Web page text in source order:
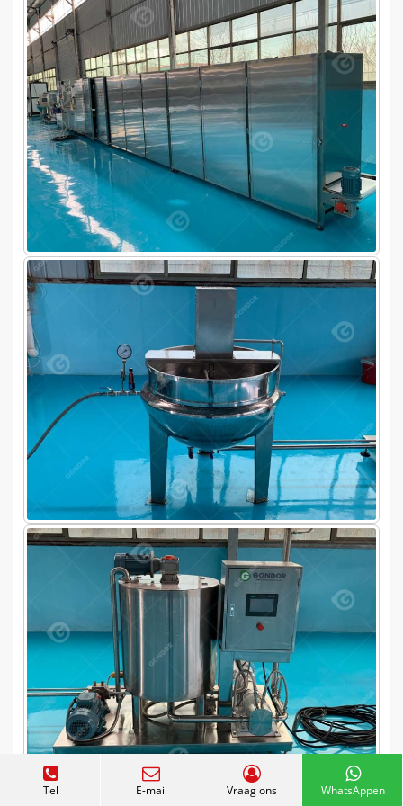
Tel E-mail Vraag ons WhatsAppen